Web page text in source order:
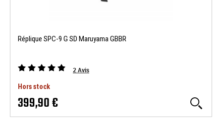
Réplique SPC-9 G SD Maruyama GBBR
2Avis
Hors stock
399,90 €